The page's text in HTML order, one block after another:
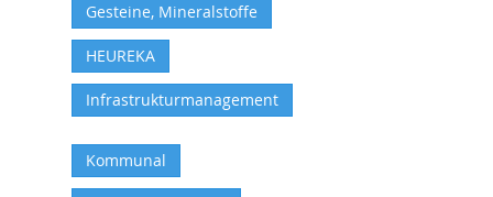
Gesteine, Mineralstoffe
HEUREKA
Infrastrukturmanagement
Kommunal